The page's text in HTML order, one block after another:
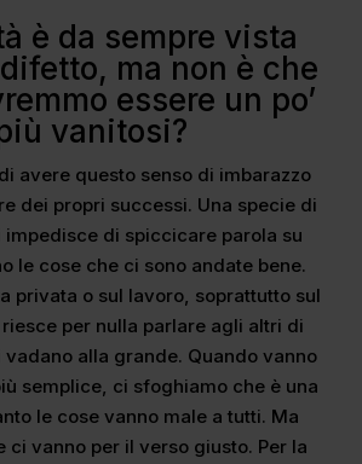
è da sempre vista
ma non è che
essere un po’
vanitosi?
avere questo senso di imbarazzo
dei propri successi. Una specie di
di spiccicare parola su
le cose che ci sono andate bene.
privata o sul lavoro, soprattutto sul
per nulla parlare agli altri di
alla grande. Quando vanno
semplice, ci sfoghiamo che è una
le cose vanno male a tutti. Ma
ci vanno per il verso giusto. Per la